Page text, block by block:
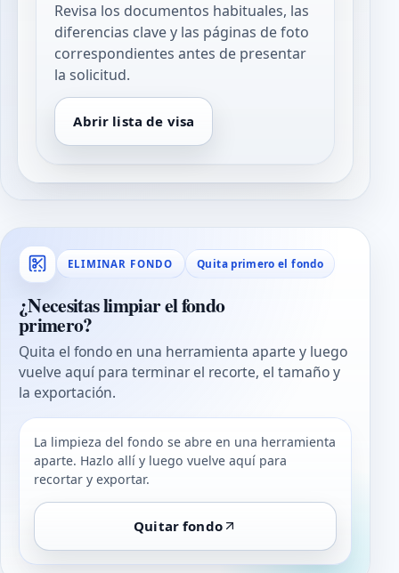
Revisa los documentos habituales, las
diferencias clave y las páginas de foto
correspondientes antes de presentar
la solicitud.
Abrir lista de visa
ELIMINAR FONDO Quita primero el fondo
¿Necesitas limpiar el fondo
primero?
Quita el fondo en una herramienta aparte y luego
vuelve aquí para terminar el recorte, el tamaño y
la exportación.
La limpieza del fondo se abre en una herramienta
aparte. Hazlo allí y luego vuelve aquí para
recortar y exportar.
Quitar fondo